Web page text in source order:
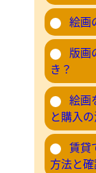
絵画
版画
き？
絵画
と購入
賃貸
方法と